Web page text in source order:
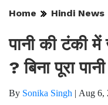
Home Hindi News
पानी की टंकी
? बिना पूरा
By Sonika Singh | Aug 6,